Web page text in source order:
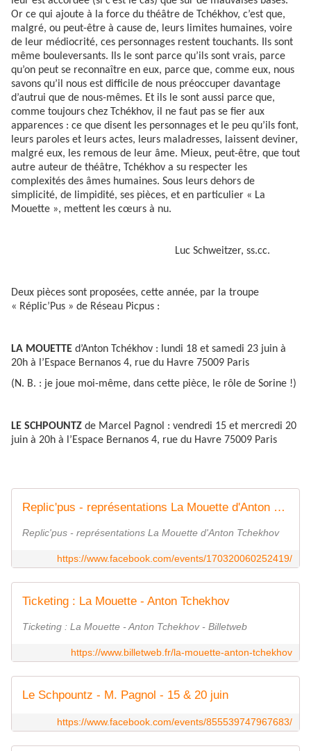
Or ce qui ajoute à la force du théâtre de Tchékhov, c’est que,
malgré, ou peut-être à cause de, leurs limites humaines, voire
de leur médiocrité, ces personnages restent touchants. Ils sont
même bouleversants. Ils le sont parce qu’ils sont vrais, parce
qu’on peut se reconnaître en eux, parce que, comme eux, nous
savons qu’il nous est difficile de nous préoccuper davantage
d’autrui que de nous-mêmes. Et ils le sont aussi parce que,
comme toujours chez Tchékhov, il ne faut pas se fier aux
apparences : ce que disent les personnages et le peu qu’ils font,
leurs paroles et leurs actes, leurs maladresses, laissent deviner,
malgré eux, les remous de leur âme. Mieux, peut-être, que tout
autre auteur de théâtre, Tchékhov a su respecter les
complexités des âmes humaines. Sous leurs dehors de
simplicité, de limpidité, ses pièces, et en particulier « La
Mouette », mettent les cœurs à nu.
Luc Schweitzer, ss.cc.
Deux pièces sont proposées, cette année, par la troupe
« Réplic’Pus » de Réseau Picpus :
LA MOUETTE d’Anton Tchékhov : lundi 18 et samedi 23 juin à
20h à l’Espace Bernanos 4, rue du Havre 75009 Paris
(N. B. : je joue moi-même, dans cette pièce, le rôle de Sorine !)
LE SCHPOUNTZ de Marcel Pagnol : vendredi 15 et mercredi 20
juin à 20h à l’Espace Bernanos 4, rue du Havre 75009 Paris
Replic'pus - représentations La Mouette d'Anton Tchekhov
Replic'pus - représentations La Mouette d'Anton Tchekhov
https://www.facebook.com/events/170320060252419/
Ticketing : La Mouette - Anton Tchekhov
Ticketing : La Mouette - Anton Tchekhov - Billetweb
https://www.billetweb.fr/la-mouette-anton-tchekhov
Le Schpountz - M. Pagnol - 15 & 20 juin
https://www.facebook.com/events/855539747967683/